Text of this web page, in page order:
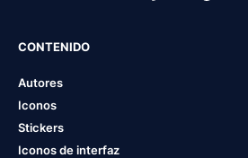
CONTENIDO
Autores
Iconos
Stickers
Iconos de interfaz